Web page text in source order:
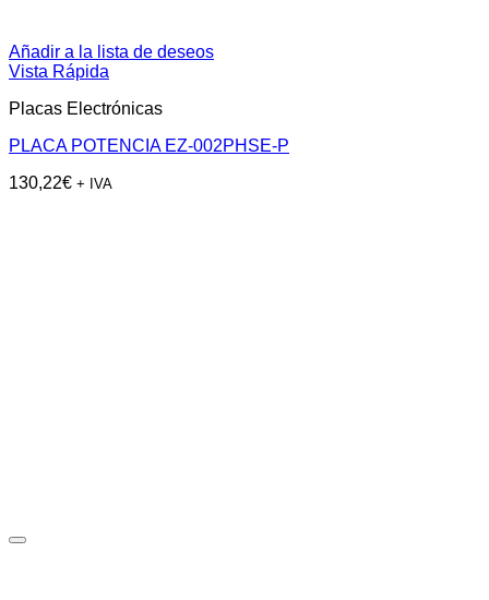
Añadir a la lista de deseos
Vista Rápida
Placas Electrónicas
PLACA POTENCIA EZ-002PHSE-P
130,22€ + IVA